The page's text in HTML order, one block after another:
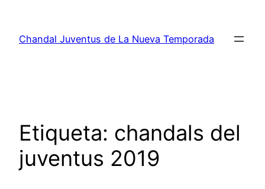
contenido
Chandal Juventus de La Nueva Temporada
Etiqueta: chandals del
juventus 2019